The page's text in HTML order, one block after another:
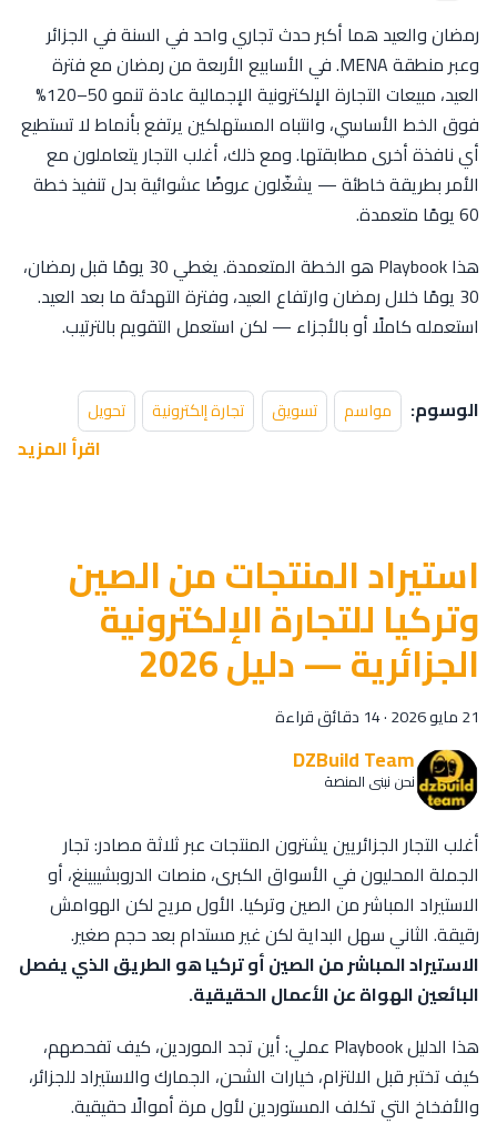
رمضان والعيد هما أكبر حدث تجاري واحد في السنة في الجزائر
وعبر منطقة MENA. في الأسابيع الأربعة من رمضان مع فترة
العيد، مبيعات التجارة الإلكترونية الإجمالية عادة تنمو 50–120%
فوق الخط الأساسي، وانتباه المستهلكين يرتفع بأنماط لا تستطيع
أي نافذة أخرى مطابقتها. ومع ذلك، أغلب التجار يتعاملون مع
الأمر بطريقة خاطئة — يشغّلون عروضًا عشوائية بدل تنفيذ خطة
60 يومًا متعمدة.
هذا Playbook هو الخطة المتعمدة. يغطي 30 يومًا قبل رمضان،
30 يومًا خلال رمضان وارتفاع العيد، وفترة التهدئة ما بعد العيد.
استعمله كاملًا أو بالأجزاء — لكن استعمل التقويم بالترتيب.
الوسوم: مواسم تسويق تجارة إلكترونية تحويل
اقرأ المزيد
استيراد المنتجات من الصين
وتركيا للتجارة الإلكترونية
الجزائرية — دليل 2026
21 مايو 2026 ·14 دقائق قراءة
DZBuild Team
نحن نبني المنصة
أغلب التجار الجزائريين يشترون المنتجات عبر ثلاثة مصادر: تجار
الجملة المحليون في الأسواق الكبرى، منصات الدروبشيبينغ، أو
الاستيراد المباشر من الصين وتركيا. الأول مريح لكن الهوامش
رقيقة. الثاني سهل البداية لكن غير مستدام بعد حجم صغير.
الاستيراد المباشر من الصين أو تركيا هو الطريق الذي يفصل
البائعين الهواة عن الأعمال الحقيقية.
هذا الدليل Playbook عملي: أين تجد الموردين، كيف تفحصهم،
كيف تختبر قبل الالتزام، خيارات الشحن، الجمارك والاستيراد للجزائر،
والأفخاخ التي تكلف المستوردين لأول مرة أموالًا حقيقية.